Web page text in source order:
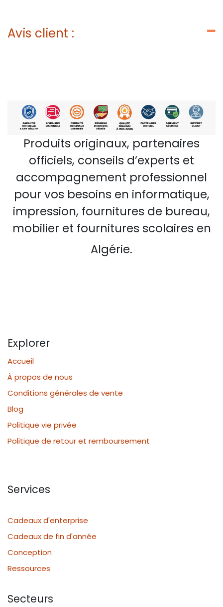
Avis client :
Produits originaux, partenaires
officiels, conseils d’experts et
accompagnement professionnel
pour vos besoins en informatique,
impression, fournitures de bureau,
mobilier et fournitures scolaires en
Algérie.
Explorer
Accueil
À propos de nous
Conditions générales de vente
Blog
Politique vie privée
Politique de retour et remboursement
Services
Cadeaux d'enterprise
Cadeaux de fin d'année
Conception
Ressources
Secteurs